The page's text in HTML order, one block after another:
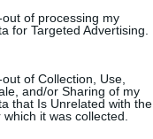
of processing my
for Targeted Advertising.
of Collection, Use,
and/or Sharing of my
that Is Unrelated with the
it was collected.